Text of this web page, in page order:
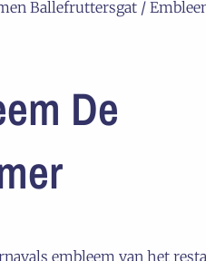
Ballefruttersgat /
De
embleem van het